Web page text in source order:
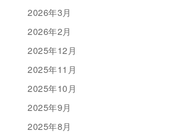
2026年3月
2026年2月
2025年12月
2025年11月
2025年10月
2025年9月
2025年8月